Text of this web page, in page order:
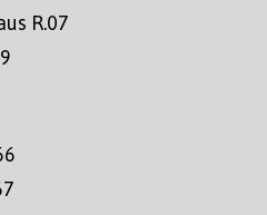
R.07